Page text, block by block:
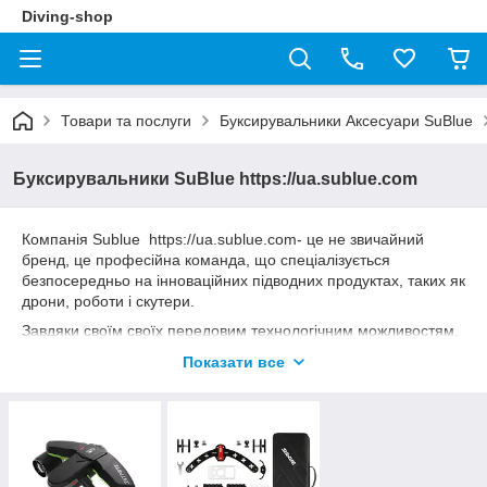
Diving-shop
Товари та послуги Буксирувальники Аксесуари SuBlue
Буксирувальники SuBlue https://ua.sublue.com
Компанія Sublue https://ua.sublue.com- це не звичайний
бренд, це професійна команда, що спеціалізується
безпосередньо на інноваційних підводних продуктах, таких як
дрони, роботи і скутери.
Завдяки своїм своїх передовим технологічним можливостям,
вивчення океану та охорони навколишнього середовища.
Наші акваскутери є незамінними при сноркелінзі і
ідеальні для дайвінгу та фрідайвінга (глибина занурення
Показати все